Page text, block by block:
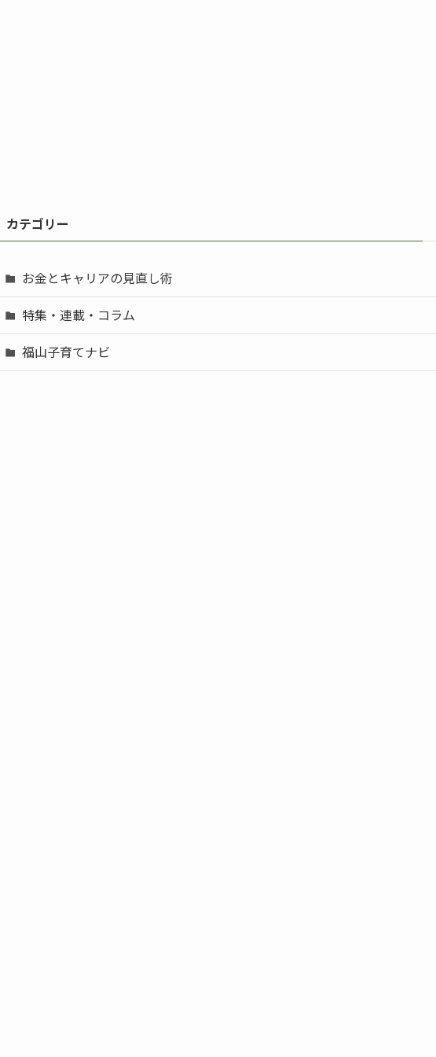
カテゴリー
お金とキャリアの見直し術
特集・連載・コラム
福山子育てナビ